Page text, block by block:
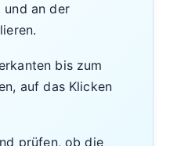
und an der
bis zum
auf das Klicken
prüfen, ob die